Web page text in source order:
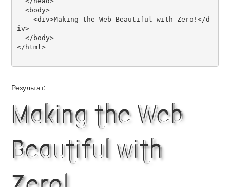
iv>
</html>
Результат:
Making the Web
Beautiful with